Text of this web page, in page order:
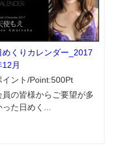
めくりカレンダー_2017
12月
イント/Point:500Pt
員の皆様からご要望が多
った日めく...